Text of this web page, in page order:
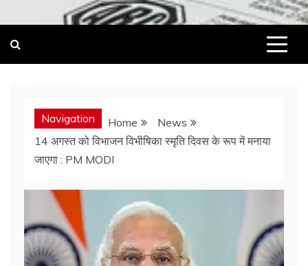
News for Public
Navigation Home
News
14 अगस्त को विभाजन विभीषिका स्मृति दिवस के रूप में मनाया
जाएगा : PM MODI